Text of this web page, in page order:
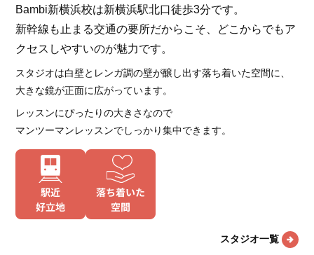
Bambi新横浜校は新横浜駅北口徒歩3分です。
新幹線も止まる交通の要所だからこそ、どこからでもア
クセスしやすいのが魅力です。
スタジオは白壁とレンガ調の壁が醸し出す落ち着いた空間に、
大きな鏡が正面に広がっています。
レッスンにぴったりの大きさなので
マンツーマンレッスンでしっかり集中できます。
スタジオ一覧